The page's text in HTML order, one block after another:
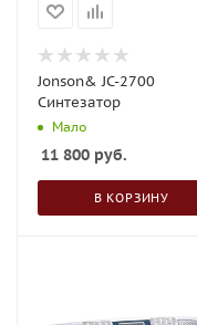
Jonson& JC-2700
Синтезатор
Мало
11 800 руб.
В КОРЗИНУ